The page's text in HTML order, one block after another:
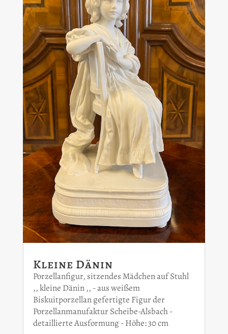
Kleine Dänin
Porzellanfigur, sitzendes Mädchen auf Stuhl
,, kleine Dänin ,, - aus weißem
Biskuitporzellan gefertigte Figur der
Porzellanmanufaktur Scheibe-Alsbach -
detaillierte Ausformung - Höhe: 30 cm